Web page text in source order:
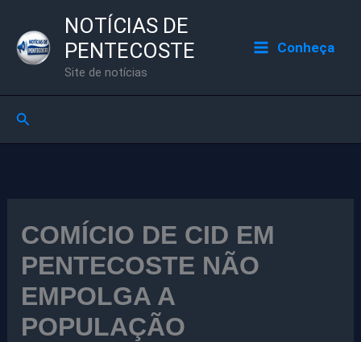
para
NOTÍCIAS DE
PENTECOSTE
Site de notícias
Conheça
Pesquisar
COMÍCIO DE CID EM
PENTECOSTE NÃO
EMPOLGA A
POPULAÇÃO